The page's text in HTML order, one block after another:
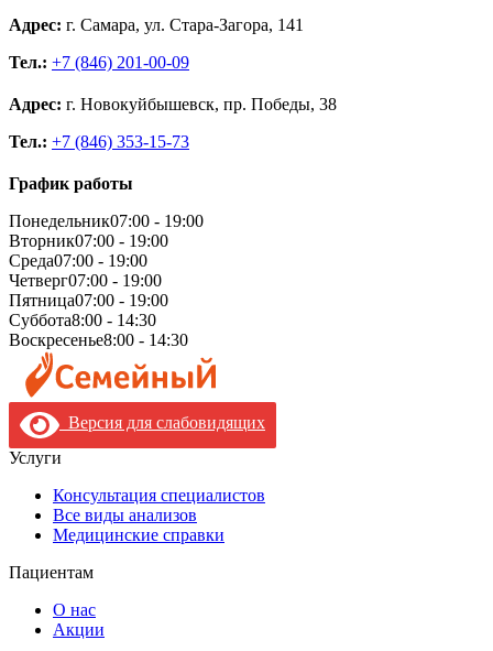
Адрес: г. Самара, ул. Стара-Загора, 141
Тел.: +7 (846) 201-00-09
Адрес: г. Новокуйбышевск, пр. Победы, 38
Тел.: +7 (846) 353-15-73
График работы
Понедельник07:00 - 19:00
Вторник07:00 - 19:00
Среда07:00 - 19:00
Четверг07:00 - 19:00
Пятница07:00 - 19:00
Суббота8:00 - 14:30
Воскресенье8:00 - 14:30
Версия для слабовидящих
Услуги
Консультация специалистов
Все виды анализов
Медицинские справки
Пациентам
О нас
Акции